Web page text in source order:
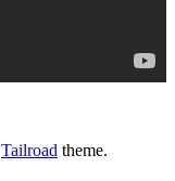
Tailroad theme.